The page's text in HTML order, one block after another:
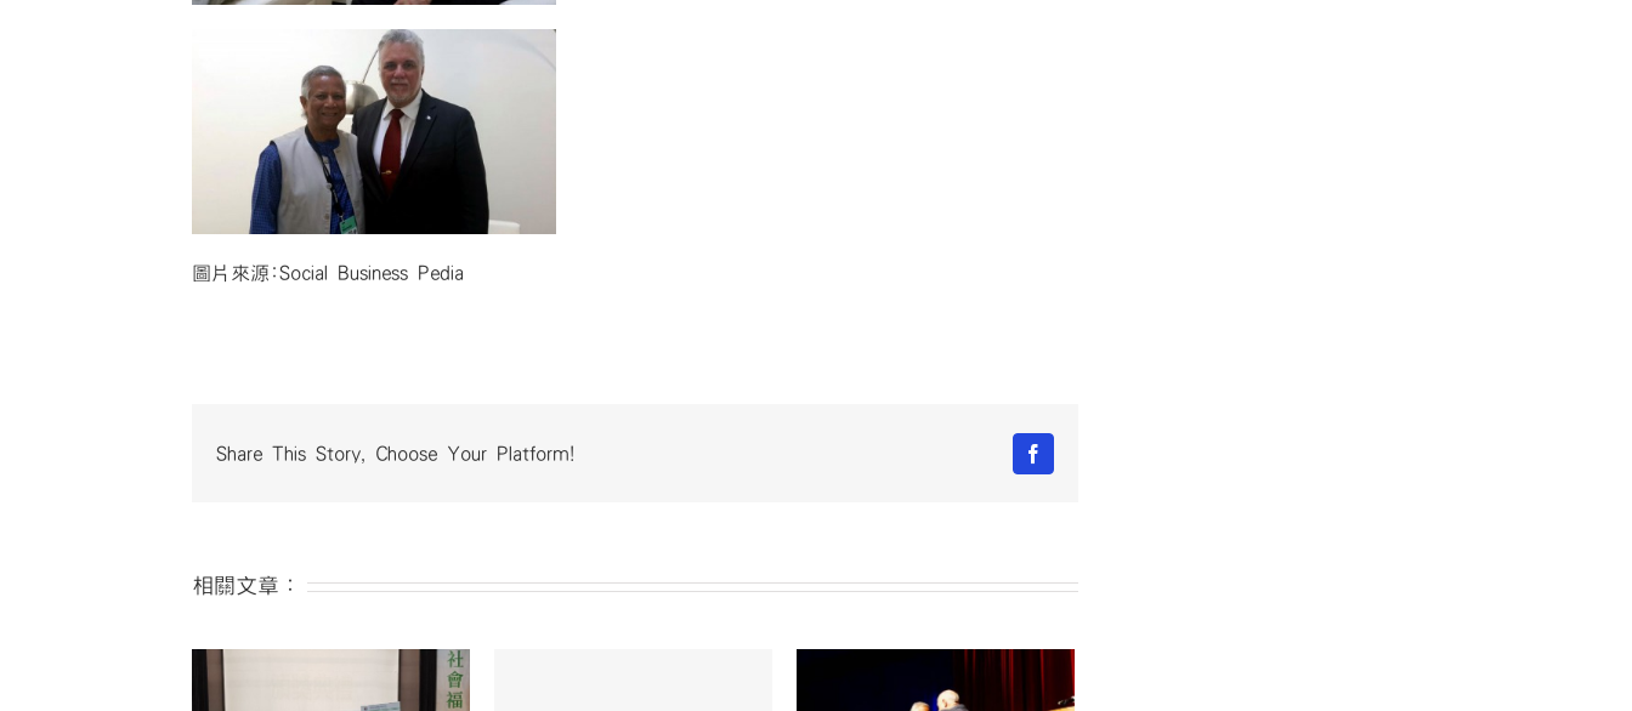
圖片來源:Social Business Pedia
Share This Story, Choose Your Platform! Facebook
相關文章：
【2019桃園社企創業競賽】恭喜